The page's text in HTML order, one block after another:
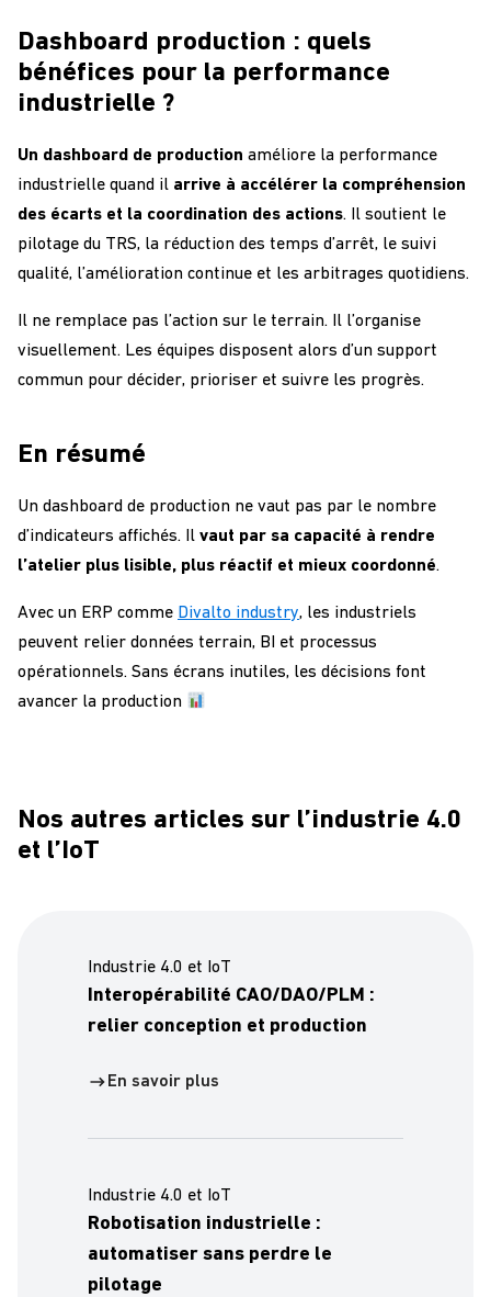
Dashboard production : quels
bénéfices pour la performance
industrielle ?
Un dashboard de production améliore la performance
industrielle quand il arrive à accélérer la compréhension
des écarts et la coordination des actions. Il soutient le
pilotage du TRS, la réduction des temps d’arrêt, le suivi
qualité, l’amélioration continue et les arbitrages quotidiens.
Il ne remplace pas l’action sur le terrain. Il l’organise
visuellement. Les équipes disposent alors d’un support
commun pour décider, prioriser et suivre les progrès.
En résumé
Un dashboard de production ne vaut pas par le nombre
d’indicateurs affichés. Il vaut par sa capacité à rendre
l’atelier plus lisible, plus réactif et mieux coordonné.
Avec un ERP comme Divalto industry, les industriels
peuvent relier données terrain, BI et processus
opérationnels. Sans écrans inutiles, les décisions font
avancer la production
Nos autres articles sur l’industrie 4.0
et l’IoT
Industrie 4.0 et IoT
Interopérabilité CAO/DAO/PLM :
relier conception et production
En savoir plus
Industrie 4.0 et IoT
Robotisation industrielle :
automatiser sans perdre le
pilotage